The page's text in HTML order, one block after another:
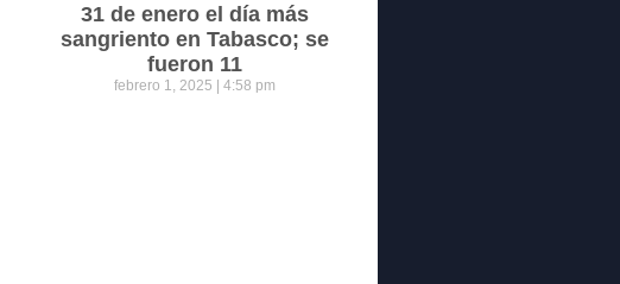
31 de enero el día más
sangriento en Tabasco; se
fueron 11
febrero 1, 2025 4:58 pm